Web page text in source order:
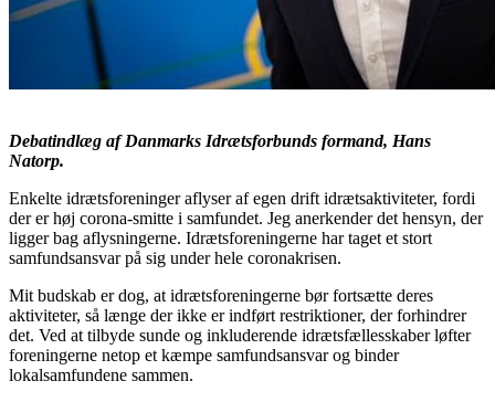
Debatindlæg af Danmarks Idrætsforbunds formand, Hans
Natorp.
Enkelte idrætsforeninger aflyser af egen drift idrætsaktiviteter, fordi
der er høj corona-smitte i samfundet. Jeg anerkender det hensyn, der
ligger bag aflysningerne. Idrætsforeningerne har taget et stort
samfundsansvar på sig under hele coronakrisen.
Mit budskab er dog, at idrætsforeningerne bør fortsætte deres
aktiviteter, så længe der ikke er indført restriktioner, der forhindrer
det. Ved at tilbyde sunde og inkluderende idrætsfællesskaber løfter
foreningerne netop et kæmpe samfundsansvar og binder
lokalsamfundene sammen.